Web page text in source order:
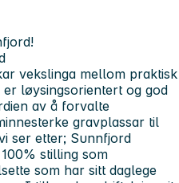
vekslinga mellom praktisk
løysingsorientert og god
av å forvalte
gravplassar til
ser etter; Sunnfjord
stilling som
som har sitt daglege